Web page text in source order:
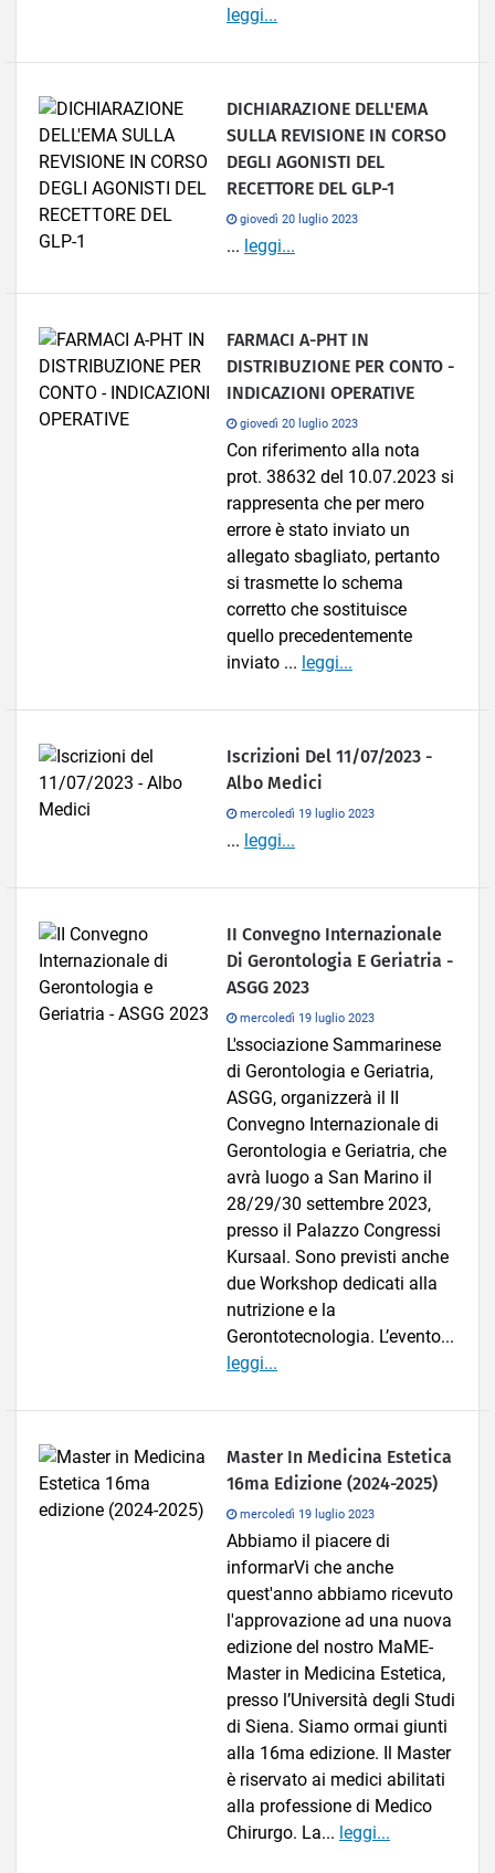
leggi...
DICHIARAZIONE DELL'EMA
SULLA REVISIONE IN CORSO
DEGLI AGONISTI DEL
RECETTORE DEL GLP-1
giovedì 20 luglio 2023
... leggi...
FARMACI A-PHT IN
DISTRIBUZIONE PER CONTO -
INDICAZIONI OPERATIVE
giovedì 20 luglio 2023
Con riferimento alla nota
prot. 38632 del 10.07.2023 si
rappresenta che per mero
errore è stato inviato un
allegato sbagliato, pertanto
si trasmette lo schema
corretto che sostituisce
quello precedentemente
inviato ... leggi...
Iscrizioni Del 11/07/2023 -
Albo Medici
mercoledì 19 luglio 2023
... leggi...
II Convegno Internazionale
Di Gerontologia E Geriatria -
ASGG 2023
mercoledì 19 luglio 2023
L'ssociazione Sammarinese
di Gerontologia e Geriatria,
ASGG, organizzerà il II
Convegno Internazionale di
Gerontologia e Geriatria, che
avrà luogo a San Marino il
28/29/30 settembre 2023,
presso il Palazzo Congressi
Kursaal. Sono previsti anche
due Workshop dedicati alla
nutrizione e la
Gerontotecnologia. L’evento...
leggi...
Master In Medicina Estetica
16ma Edizione (2024-2025)
mercoledì 19 luglio 2023
Abbiamo il piacere di
informarVi che anche
quest'anno abbiamo ricevuto
l'approvazione ad una nuova
edizione del nostro MaME-
Master in Medicina Estetica,
presso l’Università degli Studi
di Siena. Siamo ormai giunti
alla 16ma edizione. Il Master
è riservato ai medici abilitati
alla professione di Medico
Chirurgo. La... leggi...